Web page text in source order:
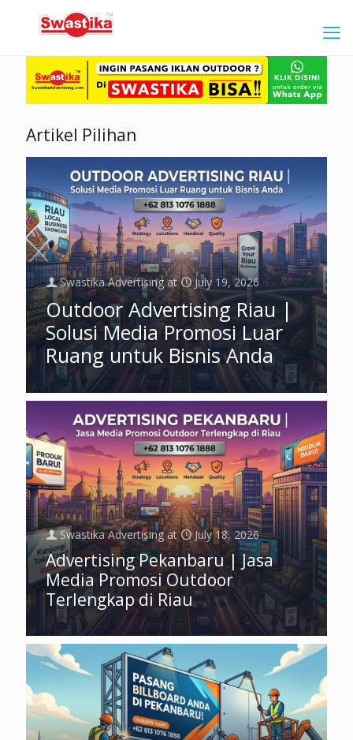
Artikel Pilihan
Swastika Advertising at July 19, 2026
Outdoor Advertising Riau |
Solusi Media Promosi Luar
Ruang untuk Bisnis Anda
Swastika Advertising at July 18, 2026
Advertising Pekanbaru | Jasa
Media Promosi Outdoor
Terlengkap di Riau